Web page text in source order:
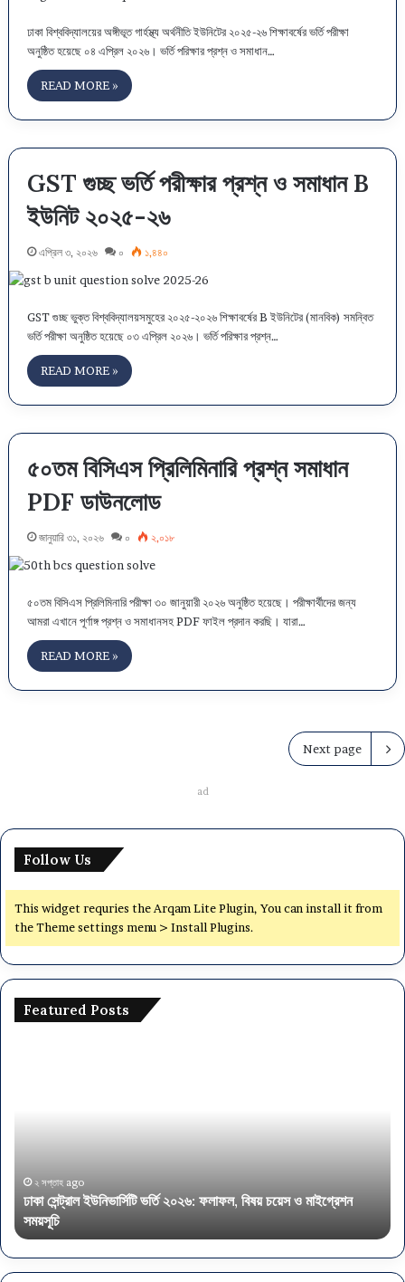
ঢাকা বিশ্ববিদ্যালয়ের অঙ্গীভূত গার্হস্থ্য অর্থনীতি ইউনিটের ২০২৫-২৬ শিক্ষাবর্ষের ভর্তি পরীক্ষা
অনুষ্ঠিত হয়েছে ০৪ এপ্রিল ২০২৬। ভর্তি পরিক্ষার প্রশ্ন ও সমাধান…
READ MORE »
GST গুচ্ছ ভর্তি পরীক্ষার প্রশ্ন ও সমাধান B
ইউনিট ২০২৫-২৬
এপ্রিল ৩, ২০২৬ ০ ১,৪৪০
GST গুচ্ছ ভুক্ত বিশ্ববিদ্যালয়সমুহের ২০২৫-২০২৬ শিক্ষাবর্ষের B ইউনিটের (মানবিক) সমন্বিত
ভর্তি পরীক্ষা অনুষ্ঠিত হয়েছে ০৩ এপ্রিল ২০২৬। ভর্তি পরিক্ষার প্রশ্ন…
READ MORE »
৫০তম বিসিএস প্রিলিমিনারি প্রশ্ন সমাধান
PDF ডাউনলোড
জানুয়ারি ৩১, ২০২৬ ০ ২,০১৮
৫০তম বিসিএস প্রিলিমিনারি পরীক্ষা ৩০ জানুয়ারী ২০২৬ অনুষ্ঠিত হয়েছে। পরীক্ষার্থীদের জন্য
আমরা এখানে পূর্ণাঙ্গ প্রশ্ন ও সমাধানসহ PDF ফাইল প্রদান করছি। যারা…
READ MORE »
Next page
ad
Follow Us
This widget requries the Arqam Lite Plugin, You can install it from
the Theme settings menu > Install Plugins.
Featured Posts
চয়েস
মাইগ্রেশন
সময়সূচি
২ সপ্তাহ ago
ঢাকা সেন্ট্রাল ইউনিভার্সিটি ভর্তি ২০২৬: ফলাফল, বিষয় চয়েস ও মাইগ্রেশন
সময়সূচি